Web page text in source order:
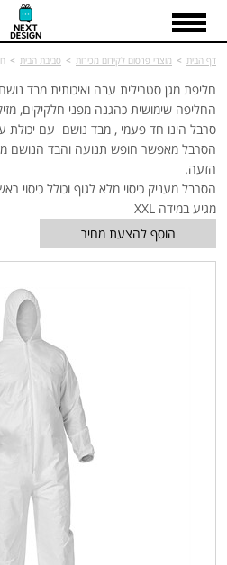
דף הבית > מוצרי פרסום לקידום מכירות > סביבת הבית >
חליפת מגן סטרילית עבה ואיכותית מבד
החליפה שימושית כהגנה מפני חלקיקים,
סרבל הינו חד פעמי , מבד נושם עם יכולת
הסרבל מאפשר חופש תנועה והבד הנושם
הזעה.
הסרבל מעניק כיסוי מלא לגוף וכולל כיסוי
מגיע במידה XXL
הוסף להצעת מחיר